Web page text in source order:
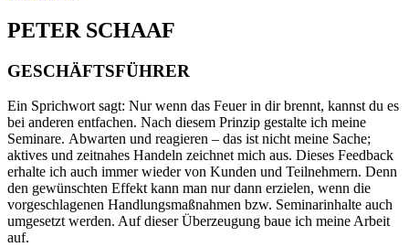
PETER SCHAAF
GESCHÄFTSFÜHRER
Ein Sprichwort sagt: Nur wenn das Feuer in dir brennt, kannst du es
bei anderen entfachen. Nach diesem Prinzip gestalte ich meine
Seminare. Abwarten und reagieren – das ist nicht meine Sache;
aktives und zeitnahes Handeln zeichnet mich aus. Dieses Feedback
erhalte ich auch immer wieder von Kunden und Teilnehmern. Denn
den gewünschten Effekt kann man nur dann erzielen, wenn die
vorgeschlagenen Handlungsmaßnahmen bzw. Seminarinhalte auch
umgesetzt werden. Auf dieser Überzeugung baue ich meine Arbeit
auf.